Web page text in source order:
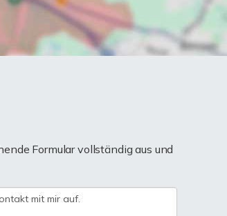
Formular vollständig aus und